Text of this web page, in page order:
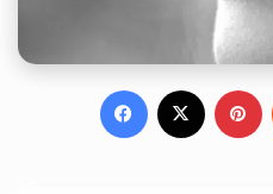
Facebook